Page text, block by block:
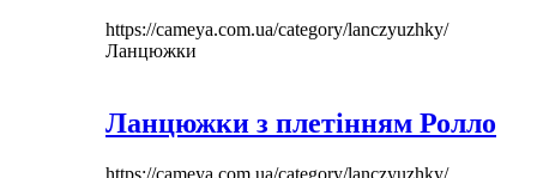
https://cameya.com.ua/category/lanczyuzhky/
Ланцюжки
Ланцюжки з плетінням Ролло
https://cameya.com.ua/category/lanczyuzhky/